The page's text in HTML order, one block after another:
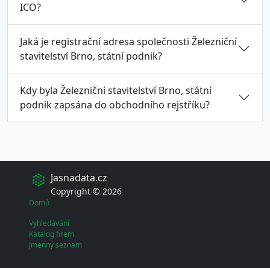
ICO?
Jaká je registrační adresa společnosti Železniční
stavitelství Brno, státní podnik?
Kdy byla Železniční stavitelství Brno, státní
podnik zapsána do obchodního rejstříku?
Jasnadata.cz
Copyright © 2026
Domů
Vyhledávání
Katalog firem
Jmenný seznam